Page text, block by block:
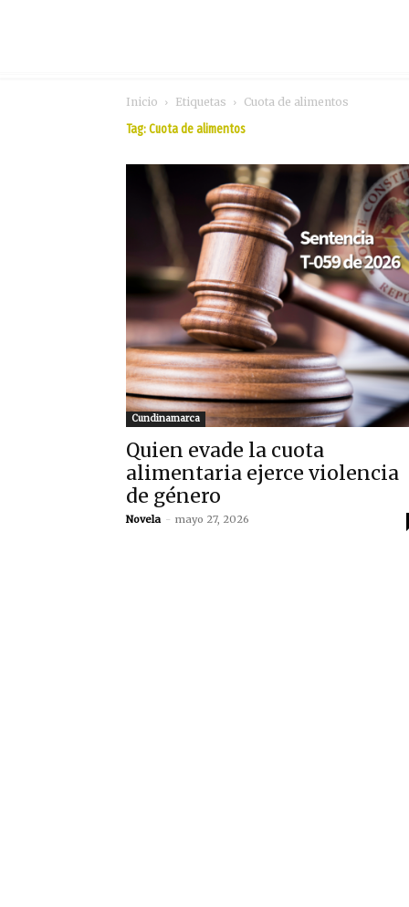
Inicio Etiquetas Cuota de alimentos
Tag: Cuota de alimentos
Cundinamarca
Quien evade la cuota
alimentaria ejerce violencia
de género
Novela - mayo 27, 2026